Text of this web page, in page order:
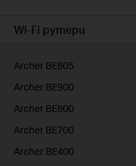
Бизнес решения
Wi-Fi рутери
Archer BE805
Archer BE900
Archer BE800
Archer BE700
Archer BE400